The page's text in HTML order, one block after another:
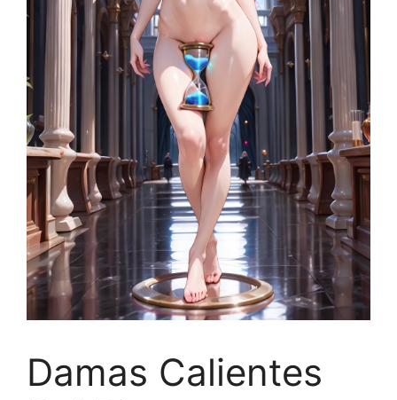
Damas Calientes